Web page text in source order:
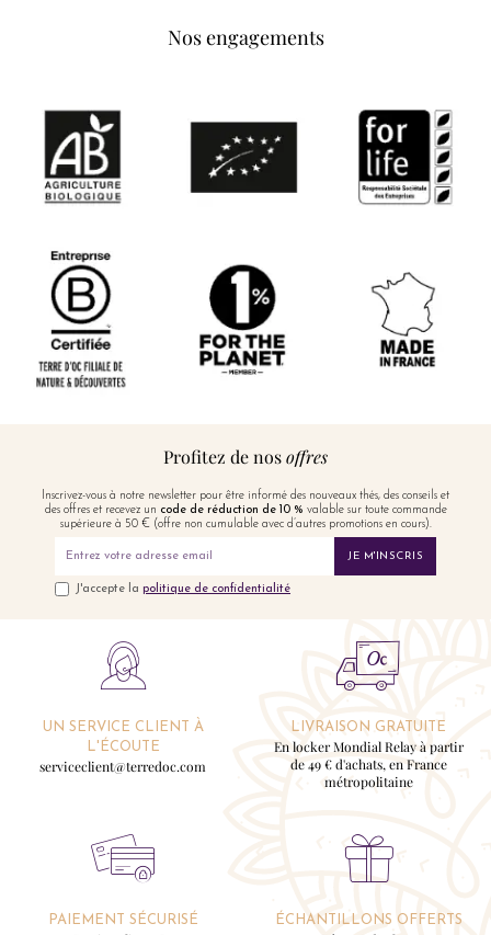
Nos engagements
Profitez de nosoffres
Inscrivez-vous à notre newsletter pour être informé des nouveaux thés, des conseils et
des offres et recevez un code de réduction de 10 % valable sur toute commande
supérieure à 50 € (offre non cumulable avec d’autres promotions en cours).
JE M'INSCRIS
J'accepte la politique de confidentialité
UN SERVICE CLIENT À
L'ÉCOUTE
serviceclient@terredoc.com
LIVRAISON GRATUITE
En locker Mondial Relay à partir
de 49 € d'achats, en France
métropolitaine
PAIEMENT SÉCURISÉ ÉCHANTILLONS OFFERTS